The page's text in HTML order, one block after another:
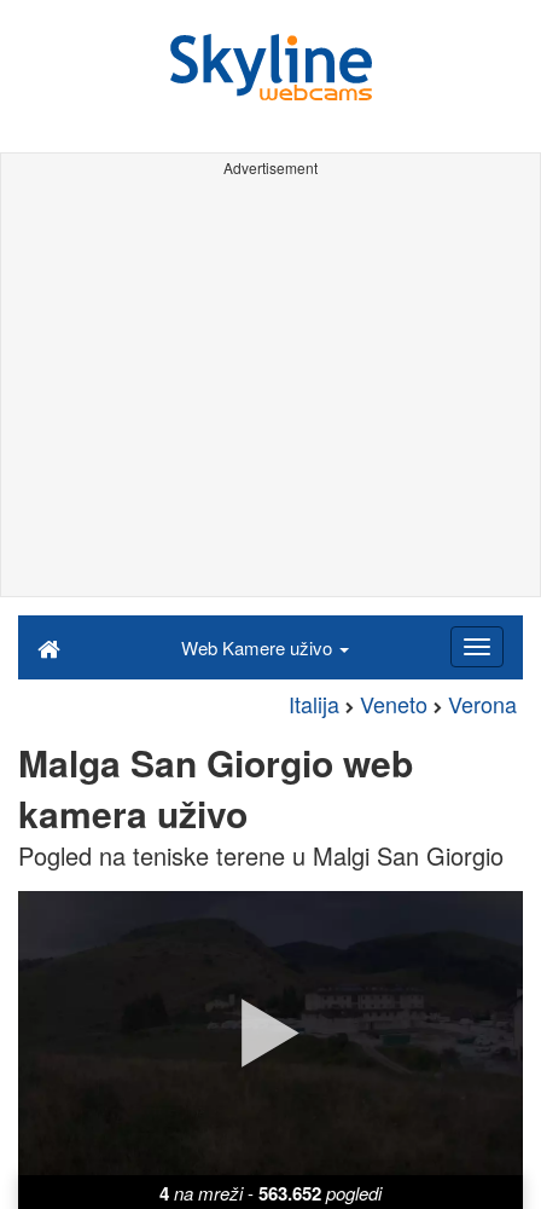
Advertisement
Web Kamere uživo
Italija Veneto Verona
Malga San Giorgio web
kamera uživo
Pogled na teniske terene u Malgi San Giorgio
4na mreži-563.652pogledi